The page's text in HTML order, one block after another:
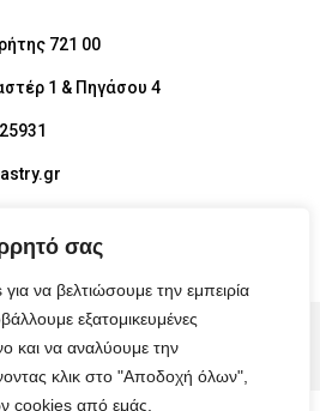
σας
να βελτιώσουμε την εμπειρία
εξατομικευμένες
και να αναλύουμε την
κλικ στο "Αποδοχή όλων",
cookies από εμάς.
721 00
1 & Πηγάσου 4
RIGHTS RESERVED​